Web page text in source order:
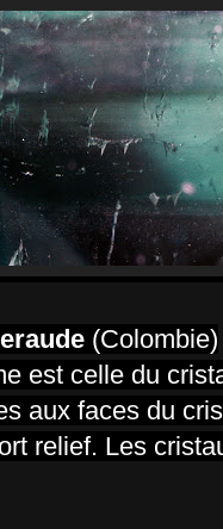
(Colombie)
est celle du
aux faces du
relief. Les